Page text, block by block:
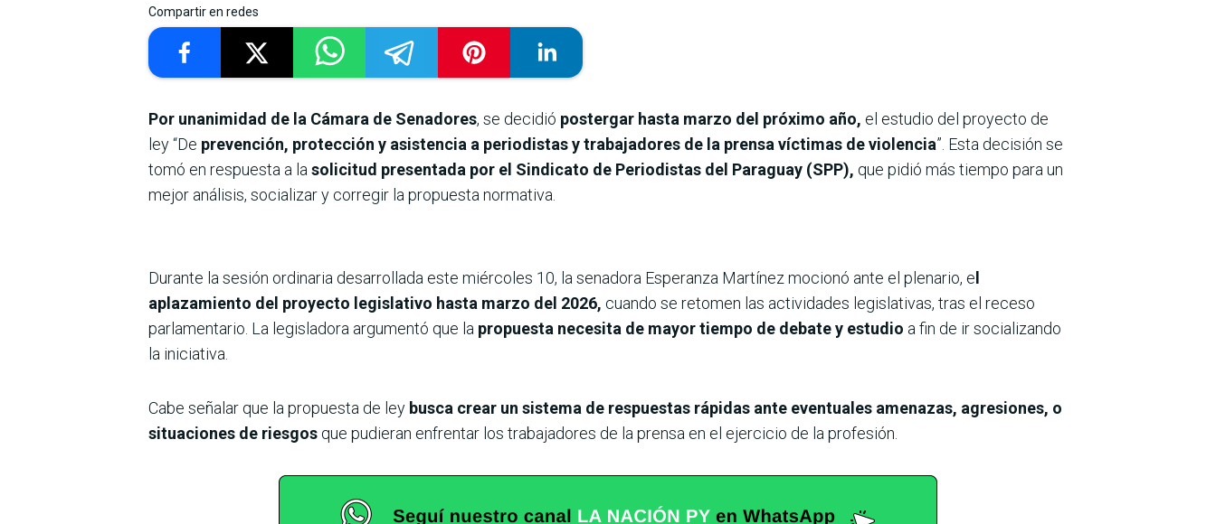
Compartir en redes
Por unanimidad de la Cámara de Senadores, se decidió postergar hasta marzo del próximo año, el estudio del proyecto de
ley “De prevención, protección y asistencia a periodistas y trabajadores de la prensa víctimas de violencia”. Esta decisión se
tomó en respuesta a la solicitud presentada por el Sindicato de Periodistas del Paraguay (SPP), que pidió más tiempo para un
mejor análisis, socializar y corregir la propuesta normativa.
Durante la sesión ordinaria desarrollada este miércoles 10, la senadora Esperanza Martínez mocionó ante el plenario, el
aplazamiento del proyecto legislativo hasta marzo del 2026, cuando se retomen las actividades legislativas, tras el receso
parlamentario. La legisladora argumentó que la propuesta necesita de mayor tiempo de debate y estudio a fin de ir socializando
la iniciativa.
Cabe señalar que la propuesta de ley busca crear un sistema de respuestas rápidas ante eventuales amenazas, agresiones, o
situaciones de riesgos que pudieran enfrentar los trabajadores de la prensa en el ejercicio de la profesión.